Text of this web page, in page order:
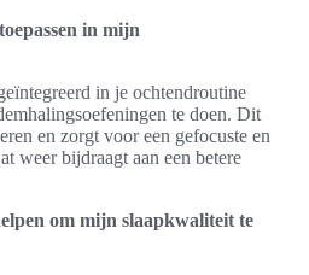
in mijn
in je ochtendroutine
te doen. Dit
en zorgt voor een gefocuste en
weer bijdraagt aan een betere
om mijn slaapkwaliteit te